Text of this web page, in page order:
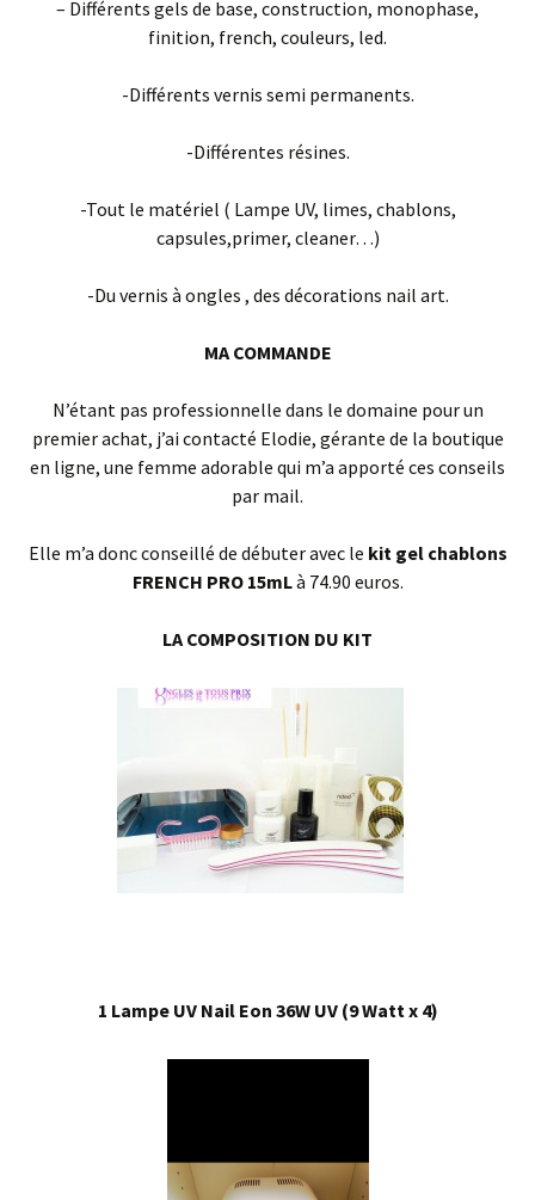
– Différents gels de base, construction, monophase,
finition, french, couleurs, led.
-Différents vernis semi permanents.
-Différentes résines.
-Tout le matériel ( Lampe UV, limes, chablons,
capsules,primer, cleaner…)
-Du vernis à ongles , des décorations nail art.
MA COMMANDE
N’étant pas professionnelle dans le domaine pour un
premier achat, j’ai contacté Elodie, gérante de la boutique
en ligne, une femme adorable qui m’a apporté ces conseils
par mail.
Elle m’a donc conseillé de débuter avec le kit gel chablons
FRENCH PRO 15mLà 74.90 euros.
LA COMPOSITION DU KIT
1 Lampe UV Nail Eon 36W UV (9 Watt x 4)